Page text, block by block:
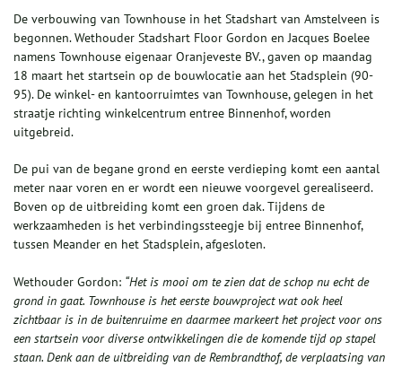
De verbouwing van Townhouse in het Stadshart van Amstelveen is
begonnen. Wethouder Stadshart Floor Gordon en Jacques Boelee
namens Townhouse eigenaar Oranjeveste BV., gaven op maandag
18 maart het startsein op de bouwlocatie aan het Stadsplein (90-
95). De winkel- en kantoorruimtes van Townhouse, gelegen in het
straatje richting winkelcentrum entree Binnenhof, worden
uitgebreid.
De pui van de begane grond en eerste verdieping komt een aantal
meter naar voren en er wordt een nieuwe voorgevel gerealiseerd.
Boven op de uitbreiding komt een groen dak. Tijdens de
werkzaamheden is het verbindingssteegje bij entree Binnenhof,
tussen Meander en het Stadsplein, afgesloten.
Wethouder Gordon: “Het is mooi om te zien dat de schop nu echt de
grond in gaat. Townhouse is het eerste bouwproject wat ook heel
zichtbaar is in de buitenruime en daarmee markeert het project voor ons
een startsein voor diverse ontwikkelingen die de komende tijd op stapel
staan. Denk aan de uitbreiding van de Rembrandthof, de verplaatsing van